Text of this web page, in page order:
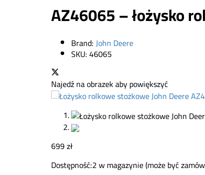
AZ46065 – łożysko
Brand:John Deere
SKU:46065
Najedź na obrazek aby powiększyć
699zł
Dostępność:2 w magazynie (może być